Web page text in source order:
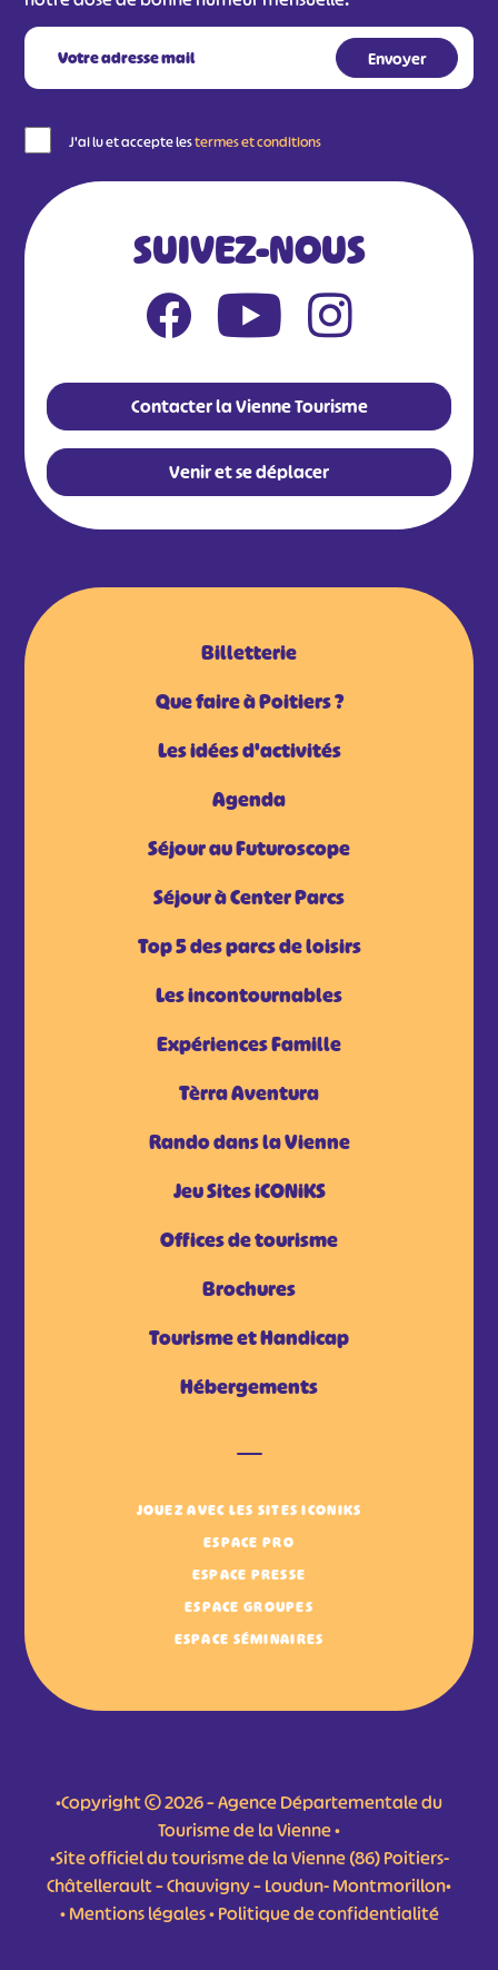
J'ai lu et accepte lestermes et conditions
SUIVEZ-NOUS
Contacter la Vienne Tourisme
Venir et se déplacer
Billetterie
Que faire à Poitiers ?
Les idées d'activités
Agenda
Séjour au Futuroscope
Séjour à Center Parcs
Top 5 des parcs de loisirs
Les incontournables
Expériences Famille
Tèrra Aventura
Rando dans la Vienne
Jeu Sites iCONiKS
Offices de tourisme
Brochures
Tourisme et Handicap
Hébergements
JOUEZ AVEC LES SITES ICONIKS
ESPACE PRO
ESPACE PRESSE
ESPACE GROUPES
ESPACE SÉMINAIRES
•Copyright © 2026 – Agence Départementale du
Tourisme de la Vienne •
•Site officiel du tourisme de la Vienne (86) Poitiers-
Châtellerault – Chauvigny – Loudun- Montmorillon•
•Mentions légales•Politique de confidentialité